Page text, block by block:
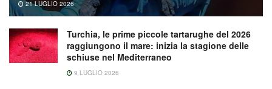
21 LUGLIO 2026
Turchia, le prime piccole tartarughe del 2026
raggiungono il mare: inizia la stagione delle
schiuse nel Mediterraneo
9 LUGLIO 2026